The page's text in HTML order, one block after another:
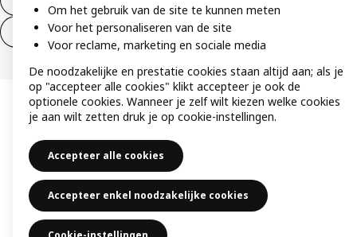
Herroeping van contract (services)
Om het gebruik van de site te kunnen meten
Voor het personaliseren van de site
Voor reclame, marketing en sociale media
De noodzakelijke en prestatie cookies staan altijd aan; als je
op "accepteer alle cookies" klikt accepteer je ook de
optionele cookies. Wanneer je zelf wilt kiezen welke cookies
je aan wilt zetten druk je op cookie-instellingen.
Accepteer alle cookies
Accepteer enkel noodzakelijke cookies